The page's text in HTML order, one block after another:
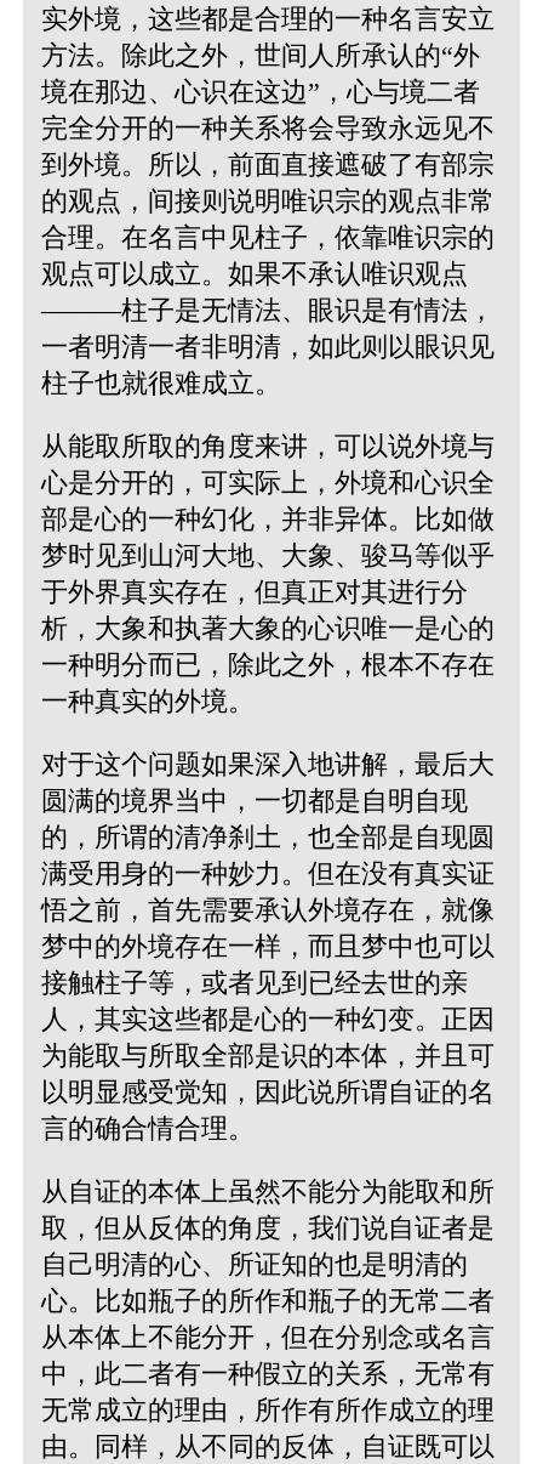
实外境，这些都是合理的一种名言安立
方法。除此之外，世间人所承认的“外
境在那边、心识在这边”，心与境二者
完全分开的一种关系将会导致永远见不
到外境。所以，前面直接遮破了有部宗
的观点，间接则说明唯识宗的观点非常
合理。在名言中见柱子，依靠唯识宗的
观点可以成立。如果不承认唯识观点
———柱子是无情法、眼识是有情法，
一者明清一者非明清，如此则以眼识见
柱子也就很难成立。
从能取所取的角度来讲，可以说外境与
心是分开的，可实际上，外境和心识全
部是心的一种幻化，并非异体。比如做
梦时见到山河大地、大象、骏马等似乎
于外界真实存在，但真正对其进行分
析，大象和执著大象的心识唯一是心的
一种明分而已，除此之外，根本不存在
一种真实的外境。
对于这个问题如果深入地讲解，最后大
圆满的境界当中，一切都是自明自现
的，所谓的清净刹土，也全部是自现圆
满受用身的一种妙力。但在没有真实证
悟之前，首先需要承认外境存在，就像
梦中的外境存在一样，而且梦中也可以
接触柱子等，或者见到已经去世的亲
人，其实这些都是心的一种幻变。正因
为能取与所取全部是识的本体，并且可
以明显感受觉知，因此说所谓自证的名
言的确合情合理。
从自证的本体上虽然不能分为能取和所
取，但从反体的角度，我们说自证者是
自己明清的心、所证知的也是明清的
心。比如瓶子的所作和瓶子的无常二者
从本体上不能分开，但在分别念或名言
中，此二者有一种假立的关系，无常有
无常成立的理由，所作有所作成立的理
由。同样，从不同的反体，自证既可以